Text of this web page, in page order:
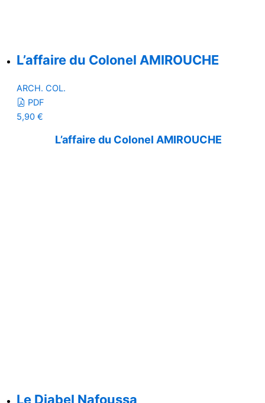
L’affaire du Colonel AMIROUCHE
ARCH. COL.
PDF
5,90 €
L’affaire du Colonel AMIROUCHE
Le Djabel Nafoussa